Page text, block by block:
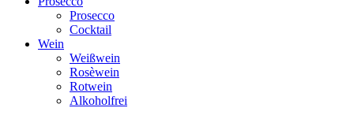
Prosecco
Cocktail
Wein
Weißwein
Rosèwein
Rotwein
Alkoholfrei